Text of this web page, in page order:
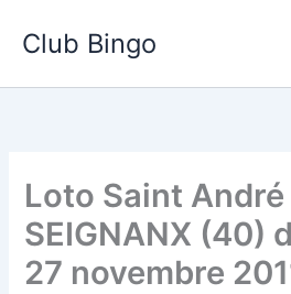
Club Bingo
Loto Saint André
SEIGNANX (40)
27 novembre